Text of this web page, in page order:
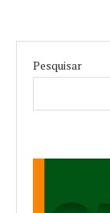
Pesquisar